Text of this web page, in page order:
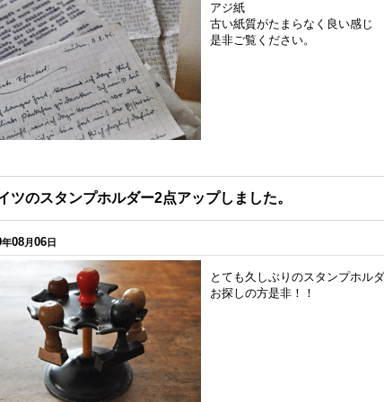
アジ紙
古い紙質がたまらなく良い感じ
是非ご覧ください。
ツのスタンプホルダー2点アップしました。
年08月06日
とても久しぶりのスタンプホルダ
お探しの方是非！！